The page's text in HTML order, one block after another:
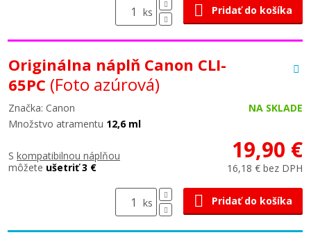
ks Pridať do košíka
Originálna náplň Canon CLI-
65PC (Foto azúrová)
Značka: Canon
NA SKLADE
Množstvo atramentu 12,6 ml
S kompatibilnou náplňou
môžete ušetriť 3 €
19,90 €
16,18 € bez DPH
ks Pridať do košíka